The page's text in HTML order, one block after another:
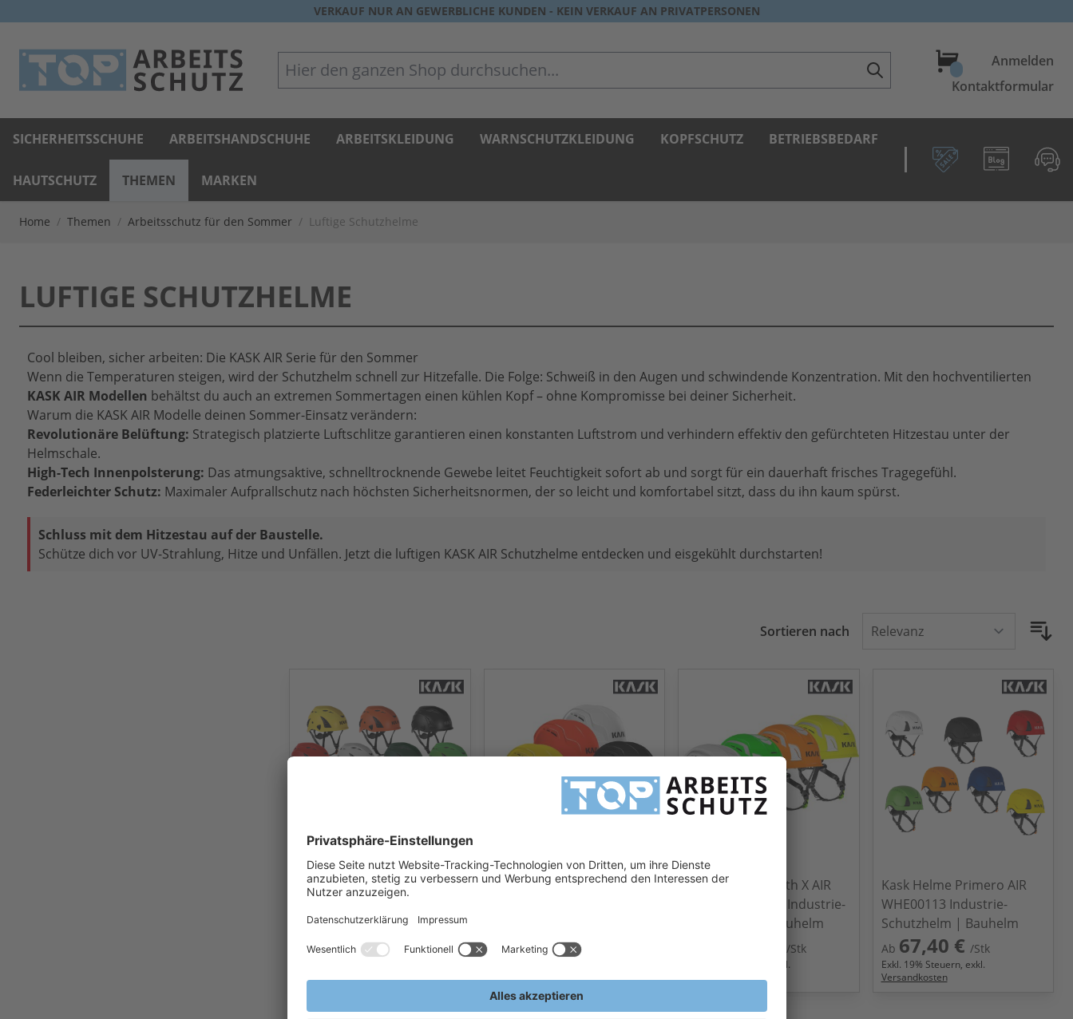
VERKAUF NUR AN GEWERBLICHE KUNDEN - KEIN VERKAUF AN PRIVATPERSONEN
Hier den ganzen Shop durchsuchen... WarenkorbAnmelden
Kontaktformular
SICHERHEITSSCHUHE ARBEITSHANDSCHUHE ARBEITSKLEIDUNG WARNSCHUTZKLEIDUNG KOPFSCHUTZ BETRIEBSBEDARF
HAUTSCHUTZ THEMEN MARKEN
Home / Themen / Arbeitsschutz für den Sommer / Luftige Schutzhelme
LUFTIGE SCHUTZHELME
Cool bleiben, sicher arbeiten: Die KASK AIR Serie für den Sommer
Wenn die Temperaturen steigen, wird der Schutzhelm schnell zur Hitzefalle. Die Folge: Schweiß in den Augen und schwindende Konzentration. Mit den hochventilierten
KASK AIR Modellen behältst du auch an extremen Sommertagen einen kühlen Kopf – ohne Kompromisse bei deiner Sicherheit.
Warum die KASK AIR Modelle deinen Sommer-Einsatz verändern:
Revolutionäre Belüftung: Strategisch platzierte Luftschlitze garantieren einen konstanten Luftstrom und verhindern effektiv den gefürchteten Hitzestau unter der
Helmschale.
High-Tech Innenpolsterung: Das atmungsaktive, schnelltrocknende Gewebe leitet Feuchtigkeit sofort ab und sorgt für ein dauerhaft frisches Tragegefühl.
Federleichter Schutz: Maximaler Aufprallschutz nach höchsten Sicherheitsnormen, der so leicht und komfortabel sitzt, dass du ihn kaum spürst.
Schluss mit dem Hitzestau auf der Baustelle.
Schütze dich vor UV-Strahlung, Hitze und Unfällen. Jetzt die luftigen KASK AIR Schutzhelme entdecken und eisgekühlt durchstarten!
Sortieren nach
Kask Helme Superplasma
AQ WHE00104 Industrie-
Schutzhelm | Bauhelm
Ab55,45 € /Stk
Versandkosten
Kask Helme Zenith X BA AIR
Ab79,34 € /Stk
Versandkosten
Kask Helme Zenith X AIR
HiViz WHE00076 Industrie-
Schutzhelm | Bauhelm
/Stk
% Steuern, exkl.
Versandkosten
Kask Helme Primero AIR
WHE00113 Industrie-
Schutzhelm | Bauhelm
Ab 67,40 € /Stk
Exkl. 19% Steuern, exkl.
Versandkosten